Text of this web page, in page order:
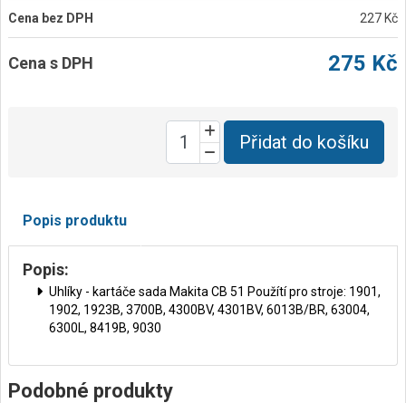
Cena bez DPH 227 Kč
Cena s DPH 275 Kč
Přidat do košíku
Popis produktu
Popis:
Uhlíky - kartáče sada Makita CB 51 Použítí pro stroje: 1901,
1902, 1923B, 3700B, 4300BV, 4301BV, 6013B/BR, 63004,
6300L, 8419B, 9030
Podobné produkty